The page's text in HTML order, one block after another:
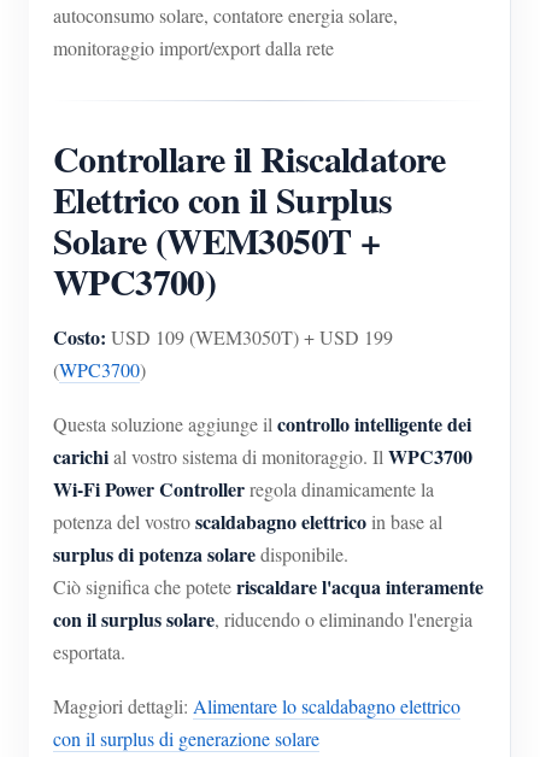
autoconsumo solare, contatore energia solare,
monitoraggio import/export dalla rete
Controllare il Riscaldatore
Elettrico con il Surplus
Solare (WEM3050T +
WPC3700)
Costo: USD 109 (WEM3050T) + USD 199
(WPC3700)
Questa soluzione aggiunge ilcontrollo intelligente dei
carichial vostro sistema di monitoraggio. IlWPC3700
Wi-Fi Power Controllerregola dinamicamente la
potenza del vostroscaldabagno elettricoin base al
surplus di potenza solaredisponibile.
Ciò significa che poteteriscaldare l'acqua interamente
con il surplus solare, riducendo o eliminando l'energia
esportata.
Maggiori dettagli: Alimentare lo scaldabagno elettrico
con il surplus di generazione solare